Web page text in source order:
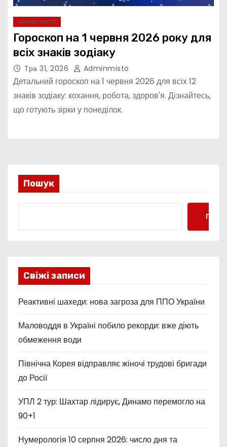
ЦІКАВО ЗНАТИ
Гороскоп на 1 червня 2026 року для
всіх знаків зодіаку
Тра 31, 2026 Adminmisto
Детальний гороскоп на 1 червня 2026 для всіх 12
знаків зодіаку: кохання, робота, здоров'я. Дізнайтесь,
що готують зірки у понеділок.
Пошук
Свіжі записи
Реактивні шахеди: нова загроза для ППО України
Маловоддя в Україні побило рекорди: вже діють
обмеження води
Північна Корея відправляє жіночі трудові бригади
до Росії
УПЛ 2 тур: Шахтар лідирує, Динамо перемогло на
90+1
Нумерологія 10 серпня 2026: число дня та